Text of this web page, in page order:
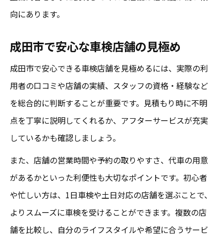
向にあります。
成田市で安心な車検店舗の見極め
成田市で安心できる車検店舗を見極めるには、実際の利
用者の口コミや店舗の実績、スタッフの資格・経験など
を総合的に判断することが重要です。見積もり時に不明
点を丁寧に説明してくれるか、アフターサービスが充実
しているかも確認しましょう。
また、店舗の営業時間や予約の取りやすさ、代車の用意
があるかといった利便性も大切なポイントです。初心者
や忙しい方は、1日車検や土日対応の店舗を選ぶことで、
よりスムーズに車検を受けることができます。複数の店
舗を比較し、自分のライフスタイルや希望に合うサービ